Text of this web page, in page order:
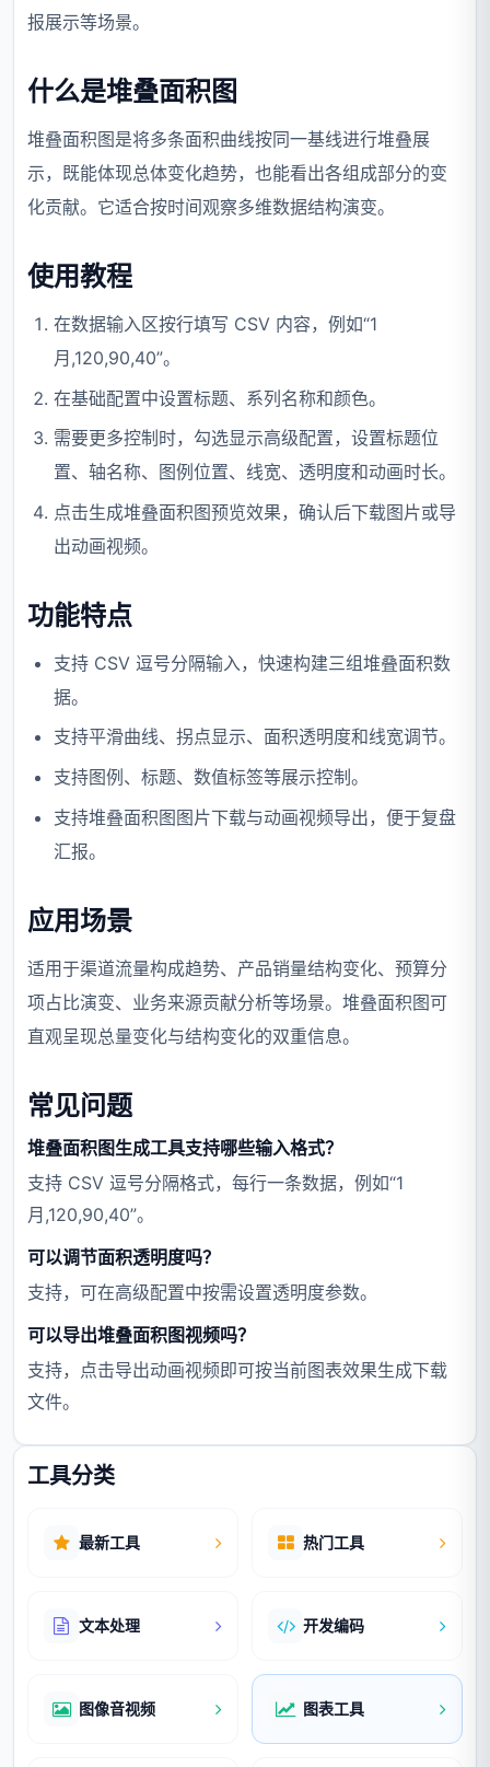
报展示等场景。
什么是堆叠面积图
堆叠面积图是将多条面积曲线按同一基线进行堆叠展
示，既能体现总体变化趋势，也能看出各组成部分的变
化贡献。它适合按时间观察多维数据结构演变。
使用教程
在数据输入区按行填写 CSV 内容，例如“1
月,120,90,40”。
在基础配置中设置标题、系列名称和颜色。
需要更多控制时，勾选显示高级配置，设置标题位
置、轴名称、图例位置、线宽、透明度和动画时长。
点击生成堆叠面积图预览效果，确认后下载图片或导
出动画视频。
功能特点
支持 CSV 逗号分隔输入，快速构建三组堆叠面积数
据。
支持平滑曲线、拐点显示、面积透明度和线宽调节。
支持图例、标题、数值标签等展示控制。
支持堆叠面积图图片下载与动画视频导出，便于复盘
汇报。
应用场景
适用于渠道流量构成趋势、产品销量结构变化、预算分
项占比演变、业务来源贡献分析等场景。堆叠面积图可
直观呈现总量变化与结构变化的双重信息。
常见问题
堆叠面积图生成工具支持哪些输入格式？
支持 CSV 逗号分隔格式，每行一条数据，例如“1
月,120,90,40”。
可以调节面积透明度吗？
支持，可在高级配置中按需设置透明度参数。
可以导出堆叠面积图视频吗？
支持，点击导出动画视频即可按当前图表效果生成下载
文件。
工具分类
最新工具 热门工具
文本处理 开发编码
图像音视频 图表工具